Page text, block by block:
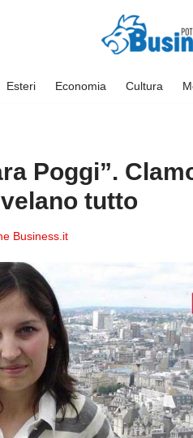
Esteri Economia Cultura
Poggi”.
tutto
Business.it